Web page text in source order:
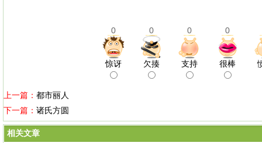
0 0 0 0
惊讶 欠揍 支持 很棒
上一篇： 都市丽人
下一篇： 诸氏方圆
相关文章